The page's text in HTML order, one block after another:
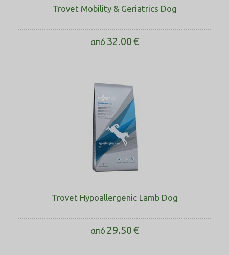
Trovet Mobility & Geriatrics Dog
από 32.00€
Trovet Hypoallergenic Lamb Dog
από 29.50€